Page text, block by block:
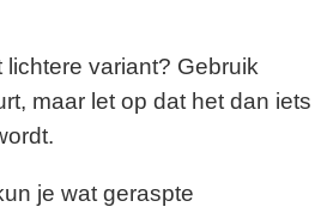
lichtere variant? Gebruik
maar let op dat het dan iets
je wat geraspte